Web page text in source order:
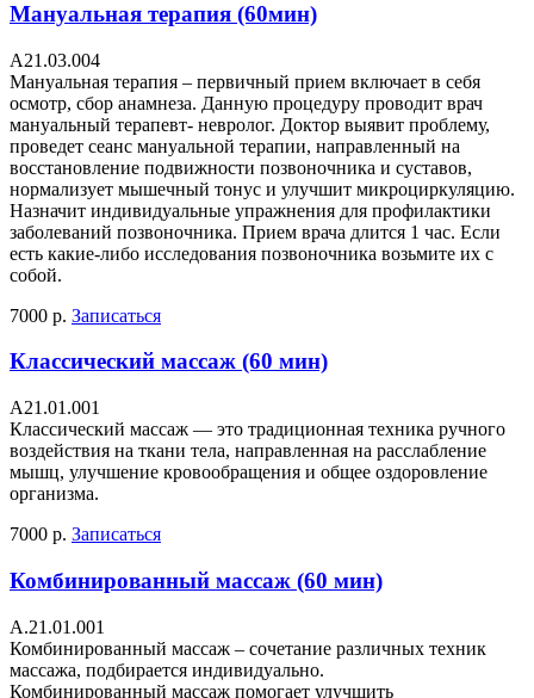
Мануальная терапия (60мин)
A21.03.004
Мануальная терапия – первичный прием включает в себя
осмотр, сбор анамнеза. Данную процедуру проводит врач
мануальный терапевт- невролог. Доктор выявит проблему,
проведет сеанс мануальной терапии, направленный на
восстановление подвижности позвоночника и суставов,
нормализует мышечный тонус и улучшит микроциркуляцию.
Назначит индивидуальные упражнения для профилактики
заболеваний позвоночника. Прием врача длится 1 час. Если
есть какие-либо исследования позвоночника возьмите их с
собой.
7000 р. Записаться
Классический массаж (60 мин)
A21.01.001
Классический массаж — это традиционная техника ручного
воздействия на ткани тела, направленная на расслабление
мышц, улучшение кровообращения и общее оздоровление
организма.
7000 р. Записаться
Комбинированный массаж (60 мин)
А.21.01.001
Комбинированный массаж – сочетание различных техник
массажа, подбирается индивидуально.
Комбинированный массаж помогает улучшить